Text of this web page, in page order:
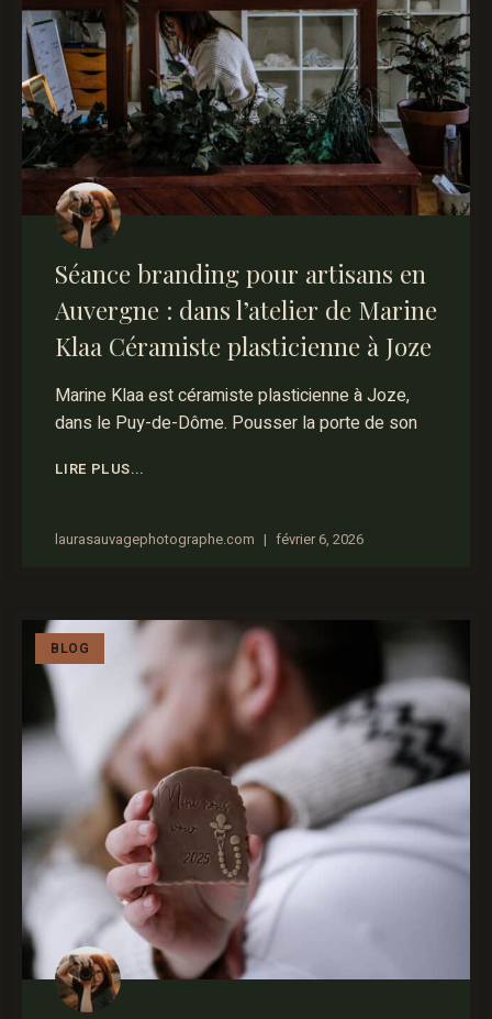
Séance branding pour artisans en
Auvergne : dans l’atelier de Marine
Klaa Céramiste plasticienne à Joze
Marine Klaa est céramiste plasticienne à Joze,
dans le Puy-de-Dôme. Pousser la porte de son
LIRE PLUS...
laurasauvagephotographe.com février 6, 2026
BLOG